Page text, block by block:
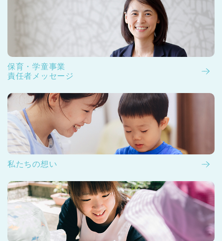
保育・学童事業
責任者メッセージ
私たちの想い